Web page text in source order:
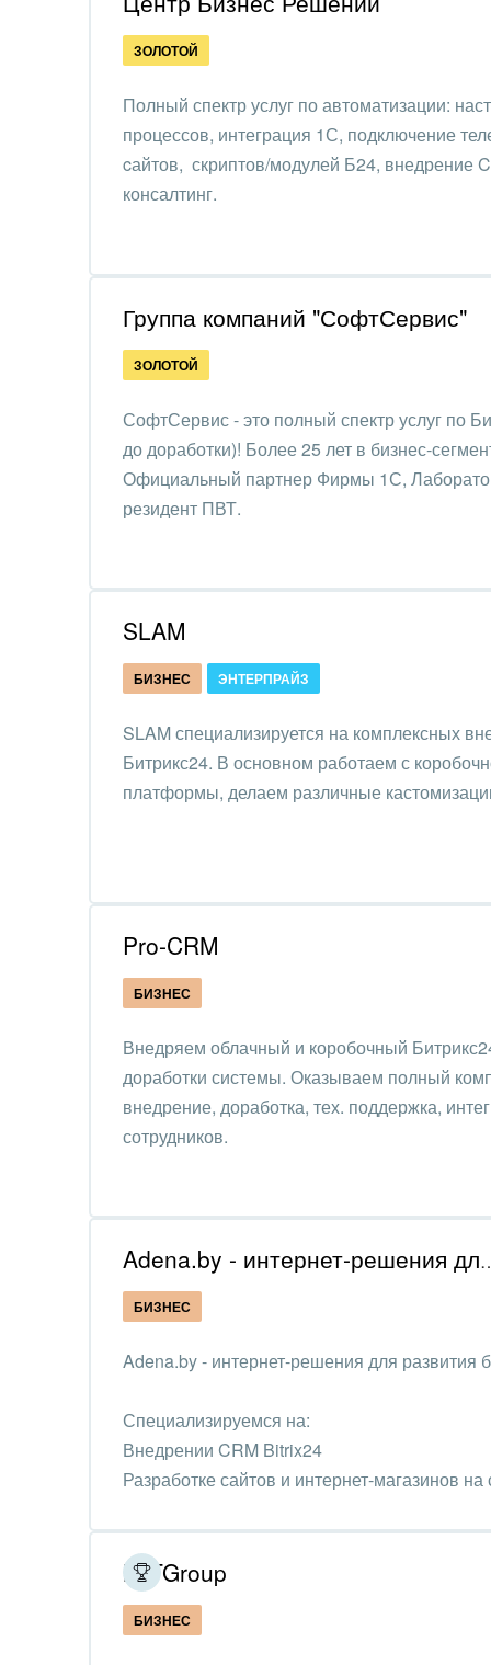
Интернет-магазин и CRM
Крупные корпоративные
внедрения
Внедрение для медицины
Внедрение для
Внедрение онлайн-
/ Интранета
СМИ,
АПК
IT,
ЗОЛОТОЙ
Полный спектр услуг по автоматизации:
процессов, интеграция 1С, подключение
cайтов, скриптов/модулей Б24, внедрение
консалтинг.
Группа компаний "СофтСервис"
ЗОЛОТОЙ
СофтСервис - это полный спектр услуг по
до доработки)! Более 25 лет в бизнес-
Официальный партнер Фирмы 1С,
резидент ПВТ.
SLAM
БИЗНЕС ЭНТЕРПРАЙЗ
SLAM специализируется на комплексных
Битрикс24. В основном работаем с
платформы, делаем различные
Pro-CRM
БИЗНЕС
Внедряем облачный и коробочный
доработки системы. Оказываем полный
внедрение, доработка, тех. поддержка,
сотрудников.
Adena.by -
БИЗНЕС
Adena.by - интернет-решения для развития
Специализируемся на:
Внедрении CRM Bitrix24
Разработке сайтов и интернет-магазинов
Продвижению и поддержке
MITGroup
БИЗНЕС